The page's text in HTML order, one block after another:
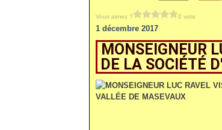
Vous aimez ? 0 vote
1 décembre 2017
MONSEIGNEUR
DE LA SOCIÉTÉ